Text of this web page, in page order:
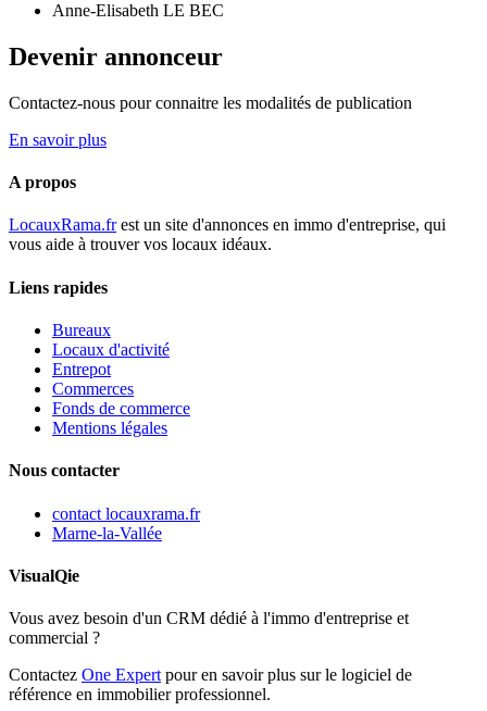
Anne-Elisabeth LE BEC
Devenir annonceur
Contactez-nous pour connaitre les modalités de publication
En savoir plus
A propos
LocauxRama.frest un site d'annonces en immo d'entreprise, qui
vous aide à trouver vos locaux idéaux.
Liens rapides
Bureaux
Locaux d'activité
Entrepot
Commerces
Fonds de commerce
Mentions légales
Nous contacter
contact locauxrama.fr
Marne-la-Vallée
VisualQie
Vous avez besoin d'un CRM dédié à l'immo d'entreprise et
commercial ?
Contactez One Expert pour en savoir plus sur le logiciel de
référence en immobilier professionnel.